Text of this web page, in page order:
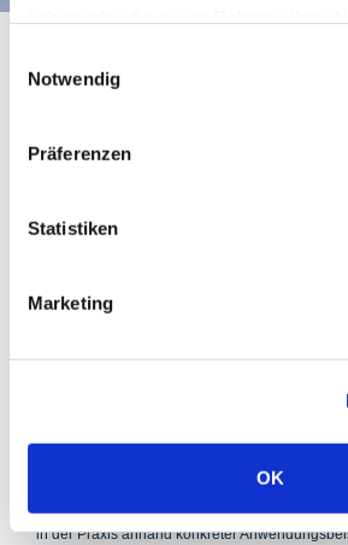
Cookies, wenn Sie unsere Webseite
Notwendig
Präferenzen
Statistiken
Marketing
OK
KOSTENLOSES
Neuhauser Str. 15
Teilnahmegebühr:
Die digitale Abformung eröffnet sowohl Praxen
vielfältige neue Möglichkeiten. Gewinnen Sie
Abläufe, lernen SIe den vielfältigen Einsatz
in der Praxis anhand konkreter